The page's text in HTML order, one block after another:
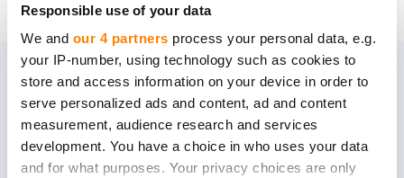
Responsible use of your data
We and our 4 partners process your personal data, e.g.
your IP-number, using technology such as cookies to
store and access information on your device in order to
serve personalized ads and content, ad and content
measurement, audience research and services
development. You have a choice in who uses your data
and for what purposes. Your privacy choices are only
Nuo kada pradėsite?
Nesvarbu, ar esate pradedančioji, ar